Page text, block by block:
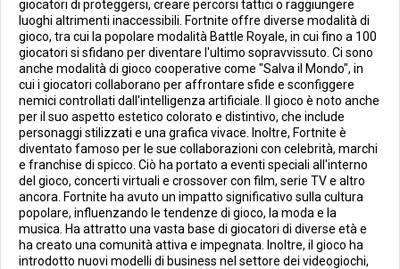
giocatori di proteggersi, creare percorsi tattici o raggiungere
luoghi altrimenti inaccessibili. Fortnite offre diverse modalità di
gioco, tra cui la popolare modalità Battle Royale, in cui fino a 100
giocatori si sfidano per diventare l'ultimo sopravvissuto. Ci sono
anche modalità di gioco cooperative come "Salva il Mondo", in
cui i giocatori collaborano per affrontare sfide e sconfiggere
nemici controllati dall'intelligenza artificiale. Il gioco è noto anche
per il suo aspetto estetico colorato e distintivo, che include
personaggi stilizzati e una grafica vivace. Inoltre, Fortnite è
diventato famoso per le sue collaborazioni con celebrità, marchi
e franchise di spicco. Ciò ha portato a eventi speciali all'interno
del gioco, concerti virtuali e crossover con film, serie TV e altro
ancora. Fortnite ha avuto un impatto significativo sulla cultura
popolare, influenzando le tendenze di gioco, la moda e la
musica. Ha attratto una vasta base di giocatori di diverse età e
ha creato una comunità attiva e impegnata. Inoltre, il gioco ha
introdotto nuovi modelli di business nel settore dei videogiochi,